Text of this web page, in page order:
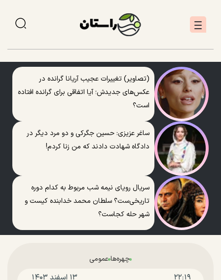
(تصاویر) تغییرات عجیب آریانا گرانده در
عکس‌های جدیدش؛ آیا اتفاقی برای گرانده افتاده
است؟
ساغر عزیزی: حسین جگرکی و دو مرد دیگر در
دادگاه شهادت دادند که من زنا کردم!
سریال رویای نیمه شب مربوط به کدام دوره
تاریخی‌ست؟ سلطان محمد خدابنده کیست و
شهر حله کجاست؟
چهره‌هاعمومی